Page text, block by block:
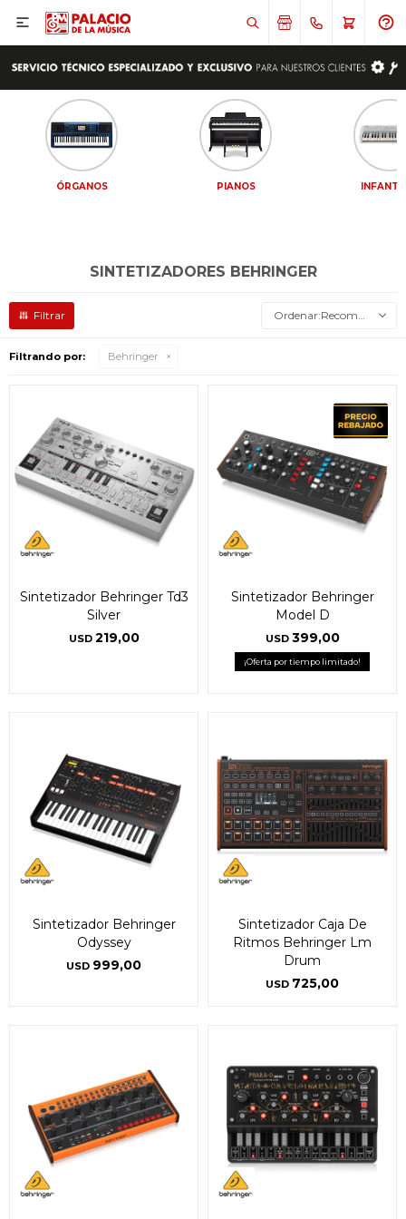

ÓRGANOS PIANOS
SINTETIZADORES BEHRINGER
Recomendados
Filtrando por: Behringer
Sintetizador Behringer Td3
Silver
USD 219,00
Sintetizador Behringer
Model D
USD 399,00
¡Oferta por tiempo limitado!
Sintetizador Behringer
Odyssey
USD 999,00
Sintetizador Caja De
Ritmos Behringer Lm
Drum
USD 725,00
¡Sumate a la forma más ágil de
comprar!
¡Sumate a la forma más ágil de
comprar!